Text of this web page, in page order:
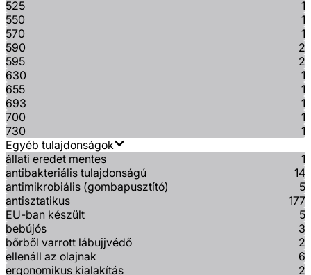
525
1
550
1
570
1
590
2
595
2
630
1
655
1
693
1
700
1
730
1
Egyéb tulajdonságok
állati eredet mentes
1
antibakteriális tulajdonságú
14
antimikrobiális (gombapusztító)
5
antisztatikus
177
EU-ban készült
5
bebújós
3
bőrből varrott lábujjvédő
2
ellenáll az olajnak
6
ergonomikus kialakítás
2